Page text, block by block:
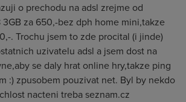
o prechodu na adsl zrejme od
3GB za 650,-bez dph home mini,takze
. Trochu jsem to zde procital (i jinde)
uzivatelu adsl a jsem dost na
se daly hrat online hry,takze ping
:) zpusobem pouzivat net. Byl by nekdo
nacteni treba seznam.cz